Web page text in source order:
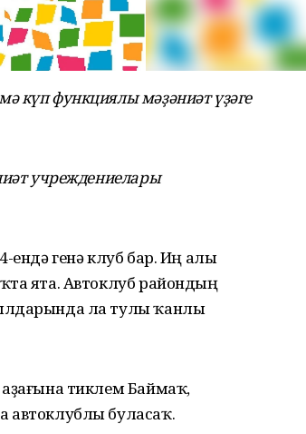
күп функциялы мәҙәниәт үҙәге
учреждениелары
генә клуб бар. Иң алыҫ
ята. Автоклуб райондың
ла тулы ҡанлы
тиклем Баймаҡ,
буласаҡ.